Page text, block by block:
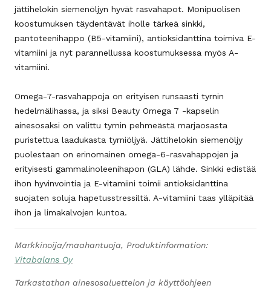
jättihelokin siemenöljyn hyvät rasvahapot. Monipuolisen
koostumuksen täydentävät iholle tärkeä sinkki,
pantoteenihappo (B5-vitamiini), antioksidanttina toimiva E-
vitamiini ja nyt parannellussa koostumuksessa myös A-
vitamiini.
Omega-7-rasvahappoja on erityisen runsaasti tyrnin
hedelmälihassa, ja siksi Beauty Omega 7 -kapselin
ainesosaksi on valittu tyrnin pehmeästä marjaosasta
puristettua laadukasta tyrniöljyä. Jättihelokin siemenöljy
puolestaan on erinomainen omega-6-rasvahappojen ja
erityisesti gammalinoleenihapon (GLA) lähde. Sinkki edistää
ihon hyvinvointia ja E-vitamiini toimii antioksidanttina
suojaten soluja hapetusstressiltä. A-vitamiini taas ylläpitää
ihon ja limakalvojen kuntoa.
Markkinoija/maahantuoja, Produktinformation:
Vitabalans Oy
Tarkastathan ainesosaluettelon ja käyttöohjeen